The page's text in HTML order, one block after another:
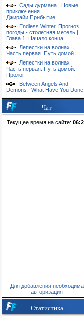
Сады дурмана | Новые
приключения
Джирайи:Прибытие
Endless Winter. Прогноз
погоды - столетняя метель |
Глава 1. Начало конца
Лепестки на волнах |
Часть первая. Путь домой
Лепестки на волнах |
Часть первая. Путь домой.
Пролог
Between Angels And
Demons | What Have You Done
Чат
Текущее время на сайте:
Для добавления необходима
авторизация
Статистика